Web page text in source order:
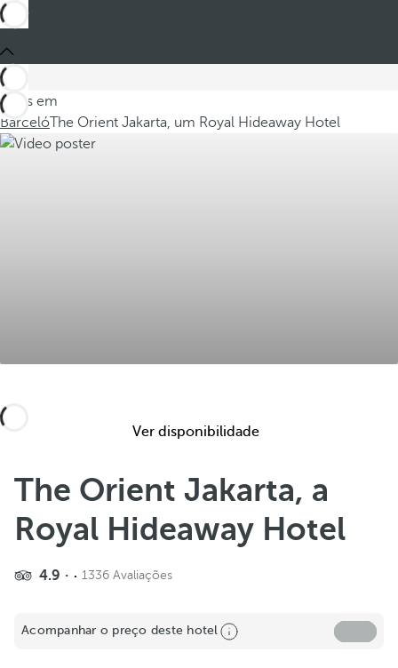
Estes em
BarcelóThe Orient Jakarta, um Royal Hideaway Hotel
Adicionar aos favoritos
Ver disponibilidade
The Orient Jakarta, a
Royal Hideaway Hotel
4.9 1336 Avaliações
Acompanhar o preço deste hotel